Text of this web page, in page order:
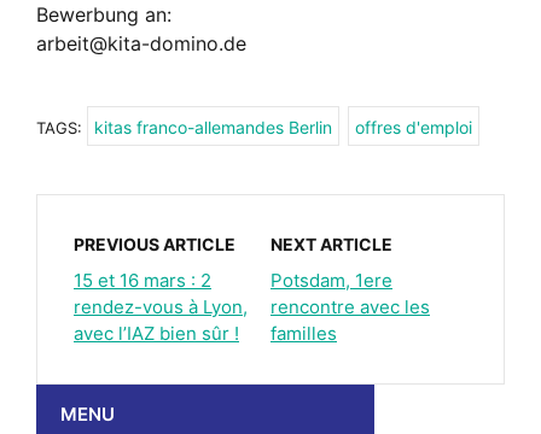
Bewerbung an:
arbeit@kita-domino.de
TAGS: kitas franco-allemandes Berlin offres d'emploi
PREVIOUS ARTICLE
15 et 16 mars : 2
rendez-vous à Lyon,
avec l’IAZ bien sûr !
NEXT ARTICLE
Potsdam, 1ere
rencontre avec les
familles
MENU